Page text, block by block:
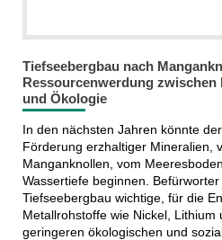
Tiefseebergbau nach
Ressourcenwerdung
und Ökologie
In den nächsten Jahren könnte
Förderung erzhaltiger Mineralien,
Manganknollen, vom
Wassertiefe beginnen.
Tiefseebergbau wichtige, für die
Metallrohstoffe wie Nickel, Lithium
geringeren ökologischen und